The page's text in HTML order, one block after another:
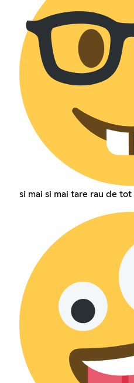
si mai si mai tare rau de tot